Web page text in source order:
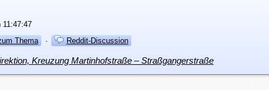
11:47:47
Thema · Reddit-Discussion
Kreuzung Martinhofstraße – Straßgangerstraße